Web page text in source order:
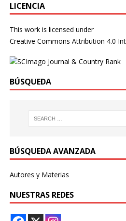
LICENCIA
This work is licensed under
Creative Commons Attribution 4.0
BÚSQUEDA
BÚSQUEDA AVANZADA
Autores y Materias
NUESTRAS REDES